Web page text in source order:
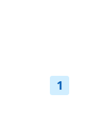
1